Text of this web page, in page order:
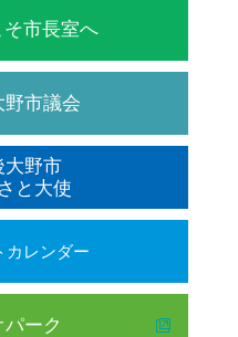
そ市長室へ
野市議会
大野市
と大使
カレンダー
パーク